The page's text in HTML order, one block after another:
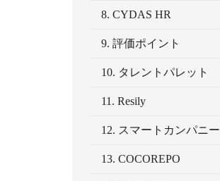
8. CYDAS HR
9. 評価ポイント
10. タレントパレット
11. Resily
12. スマートカンパニー
13. COCOREPO